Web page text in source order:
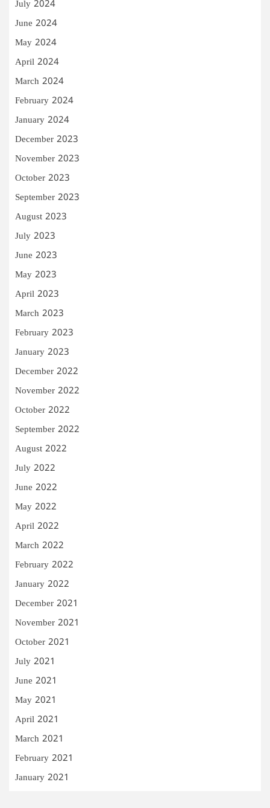
July 2024
June 2024
May 2024
April 2024
March 2024
February 2024
January 2024
December 2023
November 2023
October 2023
September 2023
August 2023
July 2023
June 2023
May 2023
April 2023
March 2023
February 2023
January 2023
December 2022
November 2022
October 2022
September 2022
August 2022
July 2022
June 2022
May 2022
April 2022
March 2022
February 2022
January 2022
December 2021
November 2021
October 2021
July 2021
June 2021
May 2021
April 2021
March 2021
February 2021
January 2021